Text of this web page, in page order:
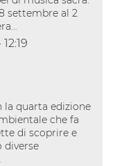
settembre al 2
la quarta edizione
che fa
di scoprire e
diverse